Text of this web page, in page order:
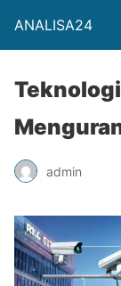
ANALISA24
admin